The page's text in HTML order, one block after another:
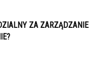
ZA ZARZĄDZANIE